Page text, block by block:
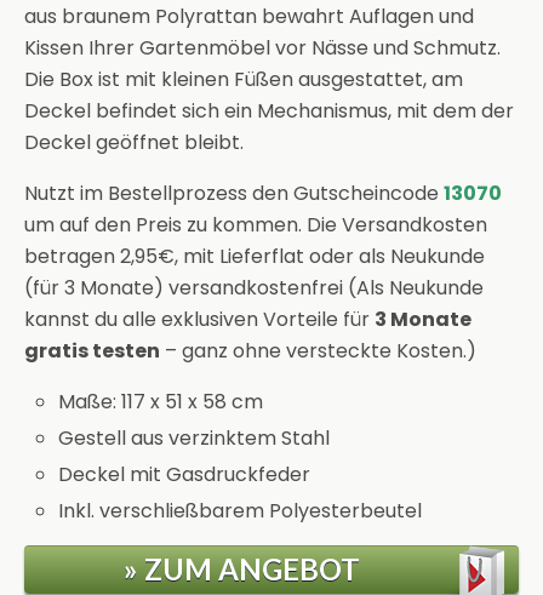
aus braunem Polyrattan bewahrt Auflagen und
Kissen Ihrer Gartenmöbel vor Nässe und Schmutz.
Die Box ist mit kleinen Füßen ausgestattet, am
Deckel befindet sich ein Mechanismus, mit dem der
Deckel geöffnet bleibt.
Nutzt im Bestellprozess den Gutscheincode 13070
um auf den Preis zu kommen. Die Versandkosten
betragen 2,95€, mit Lieferflat oder als Neukunde
(für 3 Monate) versandkostenfrei (Als Neukunde
kannst du alle exklusiven Vorteile für 3 Monate
gratis testen – ganz ohne versteckte Kosten.)
Maße: 117 x 51 x 58 cm
Gestell aus verzinktem Stahl
Deckel mit Gasdruckfeder
Inkl. verschließbarem Polyesterbeutel
» ZUM ANGEBOT